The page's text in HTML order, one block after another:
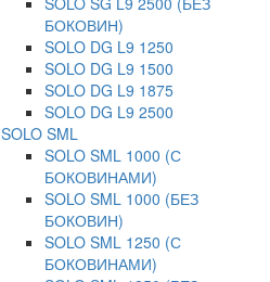
БОКОВИН)
SOLO DG L9 1250
SOLO DG L9 1500
SOLO DG L9 1875
SOLO DG L9 2500
SOLO SML
SOLO SML 1000 (С
БОКОВИНАМИ)
SOLO SML 1000 (БЕЗ
БОКОВИН)
SOLO SML 1250 (С
БОКОВИНАМИ)